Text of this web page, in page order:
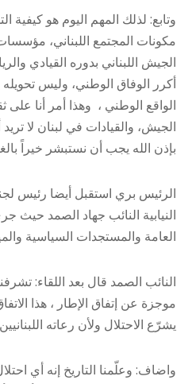
وتابع: ​لذلك المهم اليوم هو
مكونات المجتمع اللبناني،
الجيش اللبناني بدوره القيادي
أكرر الوفاق الوطني، وليس
الواقع الوطني ، وهذا أمر أنا على
الجيش، والقيادات في لبنان لا
بإذن الله يجب أن نستبشر خيراً
الرئيس بري استقبل أيضا رئيس
النيابية النائب جهاد الصمد
العامة والمستجدات السياسية
النائب الصمد قال بعد اللقاء:
موجزة عن إتفاق الإطار ، هذا
يشرّع الاحتلال ولأن رعاته
واضاف: وعلّمنا التاريخ إنه أي